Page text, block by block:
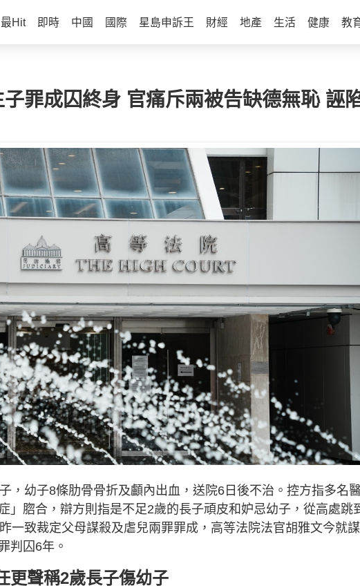
最Hit 即時 中國 國際 星島申訴王 財經 地產 生活 健康 教
罪成囚終身 官痛斥兩被告缺德無恥 誣
，幼子8條肋骨骨折及顱內出血，送院6日後不治。控方指多名
」脗合，辯方則指是不足2歲的長子頑皮和妒忌幼子，從高處跳
一致裁定父母謀殺及虐兒兩罪罪成，高等法院法官胡雅文今就
判囚6年。
更聲稱2歲長子傷幼子